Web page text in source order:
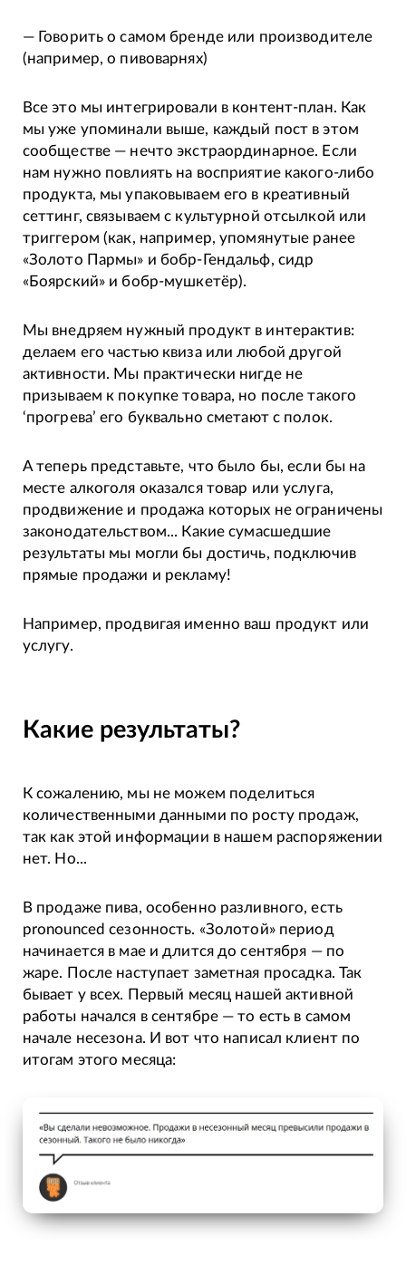
— Говорить о самом бренде или производителе
(например, о пивоварнях)
Все это мы интегрировали в контент-план. Как
мы уже упоминали выше, каждый пост в этом
сообществе — нечто экстраординарное. Если
нам нужно повлиять на восприятие какого-либо
продукта, мы упаковываем его в креативный
сеттинг, связываем с культурной отсылкой или
триггером (как, например, упомянутые ранее
«Золото Пармы» и бобр-Гендальф, сидр
«Боярский» и бобр-мушкетёр).
Мы внедряем нужный продукт в интерактив:
делаем его частью квиза или любой другой
активности. Мы практически нигде не
призываем к покупке товара, но после такого
‘прогрева’ его буквально сметают с полок.
А теперь представьте, что было бы, если бы на
месте алкоголя оказался товар или услуга,
продвижение и продажа которых не ограничены
законодательством... Какие сумасшедшие
результаты мы могли бы достичь, подключив
прямые продажи и рекламу!
Например, продвигая именно ваш продукт или
услугу.
Какие результаты?
К сожалению, мы не можем поделиться
количественными данными по росту продаж,
так как этой информации в нашем распоряжении
нет. Но...
В продаже пива, особенно разливного, есть
pronounced сезонность. «Золотой» период
начинается в мае и длится до сентября — по
жаре. После наступает заметная просадка. Так
бывает у всех. Первый месяц нашей активной
работы начался в сентябре — то есть в самом
начале несезона. И вот что написал клиент по
итогам этого месяца: